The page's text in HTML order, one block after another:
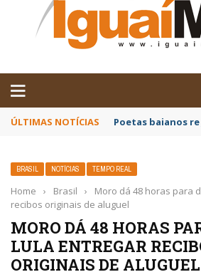
ÚLTIMAS NOTÍCIAS Poetas baianos
BRASIL NOTÍCIAS TEMPO REAL
Home › Brasil ›
Moro dá 48 horas para
recibos originais de aluguel
MORO DÁ 48 HORAS
LULA ENTREGAR
ORIGINAIS DE ALUGUEL